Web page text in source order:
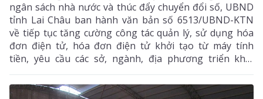
ngân sách nhà nước và thúc đẩy chuyển đổi số, UBND
tỉnh Lai Châu ban hành văn bản số 6513/UBND-KTN
về tiếp tục tăng cường công tác quản lý, sử dụng hóa
đơn điện tử, hóa đơn điện tử khởi tạo từ máy tính
tiền, yêu cầu các sở, ngành, địa phương triển khai
đồng bộ các giải pháp nhằm nâng cao hiệu quả quản
lý thuế, chống thất thu ngân sách và thúc đẩy chuyển